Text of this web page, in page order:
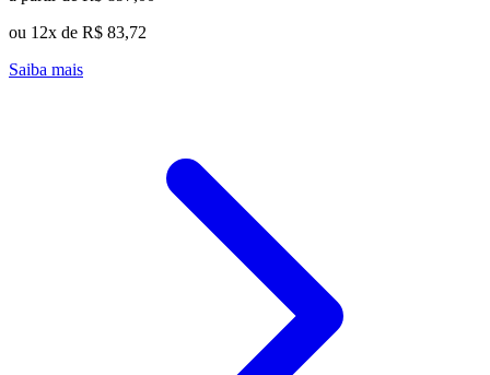
ou 12x de R$ 83,72
Saiba mais